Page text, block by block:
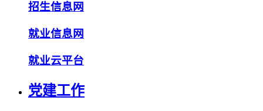
招生信息网
就业信息网
就业云平台
党建工作